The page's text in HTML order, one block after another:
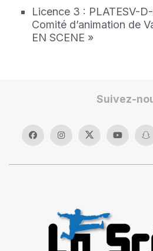
Licence 3 : PLATESV-
Comité d’animation de
EN SCENE »
Suivez-